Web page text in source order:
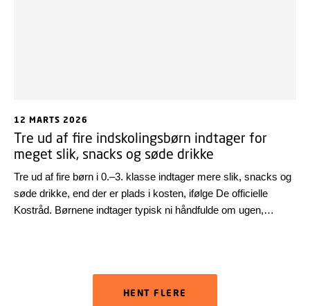
12 MARTS 2026
Tre ud af fire indskolingsbørn indtager for
meget slik, snacks og søde drikke
Tre ud af fire børn i 0.–3. klasse indtager mere slik, snacks og
søde drikke, end der er plads i kosten, ifølge De officielle
Kostråd. Børnene indtager typisk ni håndfulde om ugen,
Styrelsen for Fødevarer, Landbrug og Fiskeri.
HENT FLERE